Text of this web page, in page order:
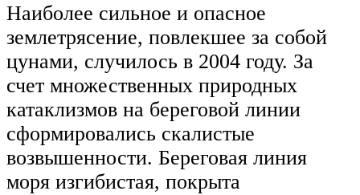
Наиболее сильное и опасное
землетрясение, повлекшее за собой
цунами, случилось в 2004 году. За
счет множественных природных
катаклизмов на береговой линии
сформировались скалистые
возвышенности. Береговая линия
моря изгибистая, покрыта